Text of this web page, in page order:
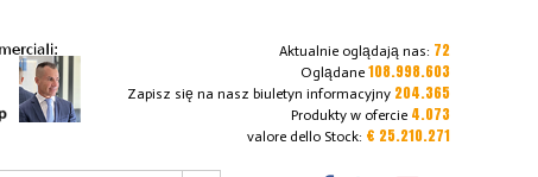
Aktualnie oglądają nas: 72
Oglądane 108.998.603
Zapisz się na nasz biuletyn informacyjny 204.365
Produkty w ofercie 4.073
valore dello Stock: € 25.210.271